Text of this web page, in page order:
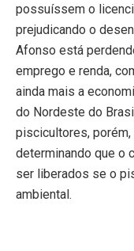
possuíssem o
prejudicando o
Afonso está
emprego e renda,
ainda mais a
do Nordeste do
piscicultores, porém,
determinando que o
ser liberados se o
ambiental.